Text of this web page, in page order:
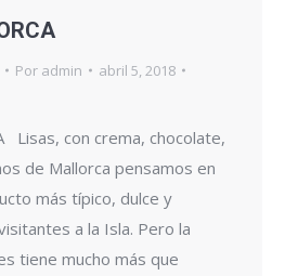
Por admin
abril 5, 2018
Lisas, con crema, chocolate,
de Mallorca pensamos en
más típico, dulce y
a la Isla. Pero la
tiene mucho más que